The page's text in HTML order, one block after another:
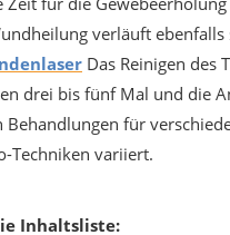
verläuft ebenfalls
Das Reinigen des
drei bis fünf Mal und die
Behandlungen für
Techniken variiert.
Inhaltsliste: